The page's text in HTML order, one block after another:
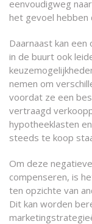
eenvoudigweg
het gevoel hebben
Daarnaast kan
in de buurt ook
nemen om
voordat ze een
vertraagd
hypotheeklasten
steeds te koop
Om deze
compenseren, is
ten opzichte van
Dit kan worden